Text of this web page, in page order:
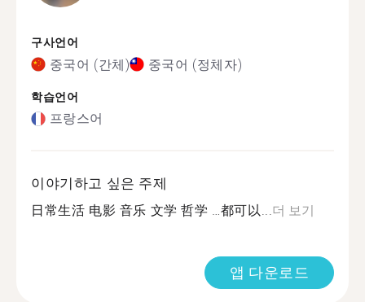
구사언어
중국어 (간체) 중국어 (정체자)
학습언어
프랑스어
이야기하고 싶은 주제
日常生活 电影 音乐 文学 哲学 …都可以...더 보기
앱 다운로드